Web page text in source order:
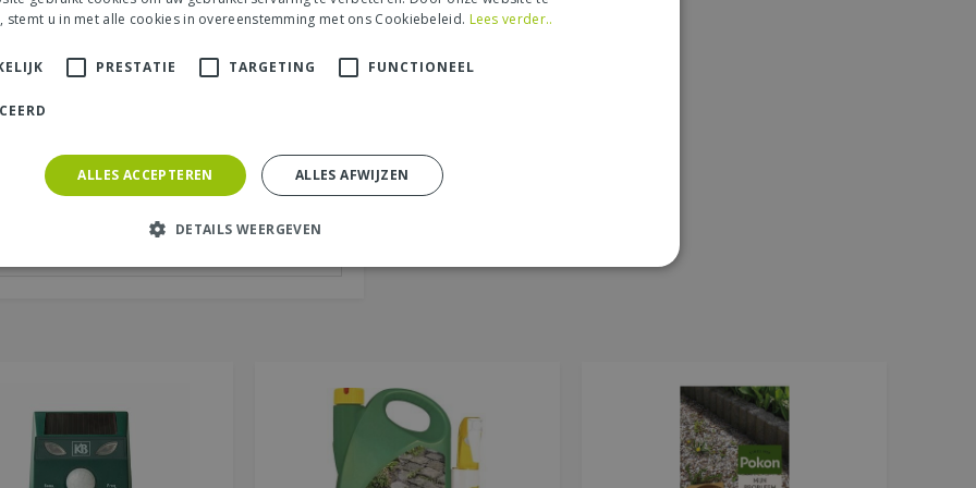
(zichtbaar op website):*
stemt u in met alle cookies in overeenstemming met ons Cookiebeleid. Lees verder..
PRESTATIE TARGETING FUNCTIONEEL
ALLES ACCEPTEREN ALLES AFWIJZEN
DETAILS WEERGEVEN